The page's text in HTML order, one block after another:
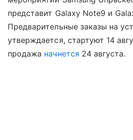
представит Galaxy Note9 и
Предварительные заказы на
утверждается, стартуют 14
продажа начнется 24 августа.